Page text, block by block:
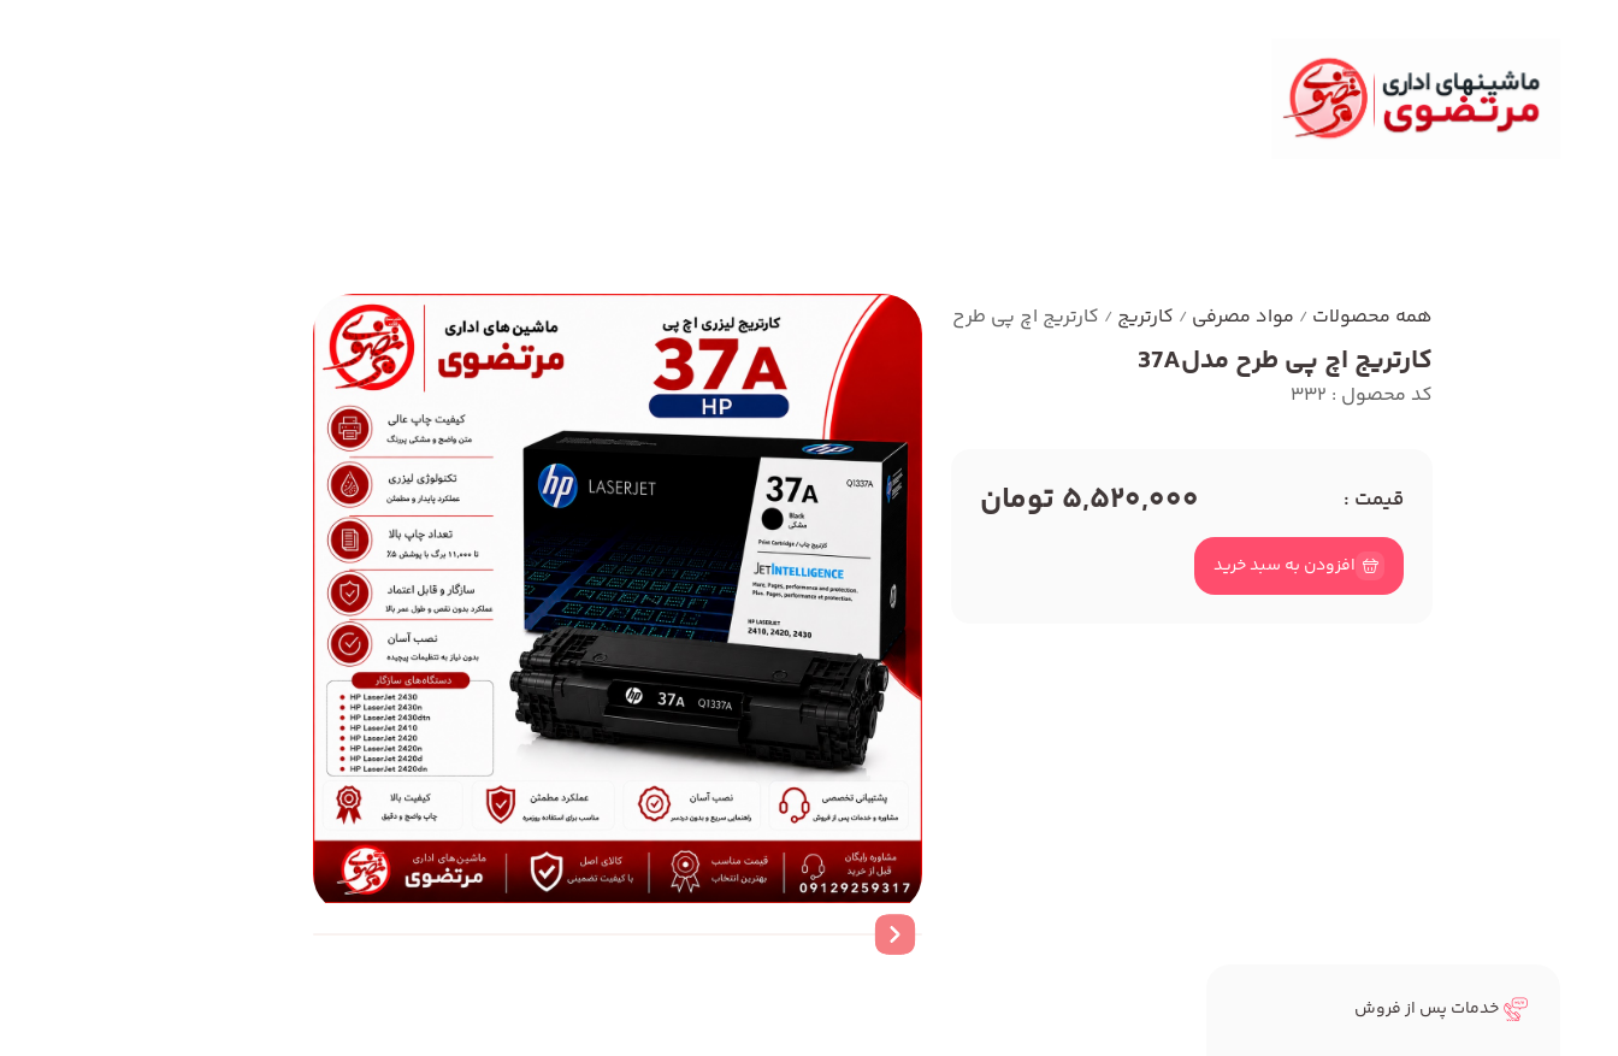
همه محصولات / مواد مصرفی / کارتریج / کارتریج اچ پی طرح مدل37A
کارتریج اچ پی طرح مدل37A
کد محصول : 332
قیمت : 5,520,000 تومان
افزودن به سبد خرید
خدمات پس از فروش